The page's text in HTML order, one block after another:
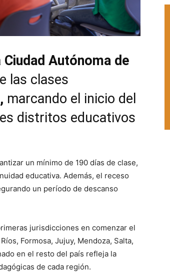
Ciudad Autónoma de
las clases
marcando el inicio del
distritos educativos
un mínimo de 190 días de clase,
educativa. Además, el receso
un período de descanso
jurisdicciones en comenzar el
Formosa, Jujuy, Mendoza, Salta,
en el resto del país refleja la
de cada región.